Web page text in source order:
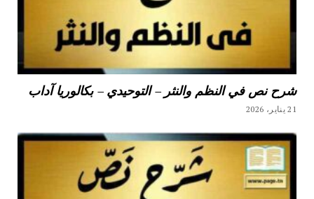
شرح نص في النظم والنثر – التوحيدي – بكالوريا آداب
21 يناير، 2026